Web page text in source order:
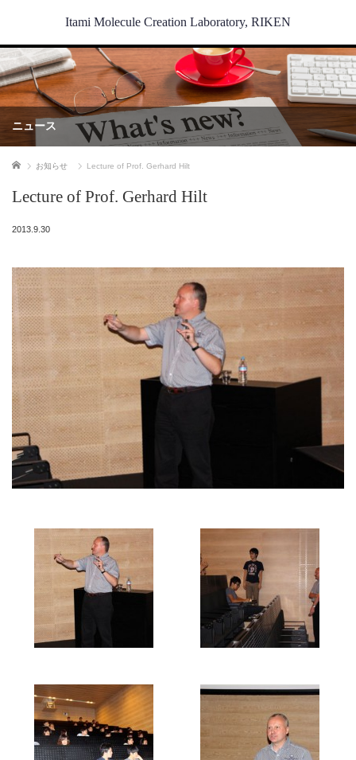
Itami Molecule Creation Laboratory, RIKEN
ニュース
ホーム お知らせ Lecture of Prof. Gerhard Hilt
Lecture of Prof. Gerhard Hilt
2013.9.30